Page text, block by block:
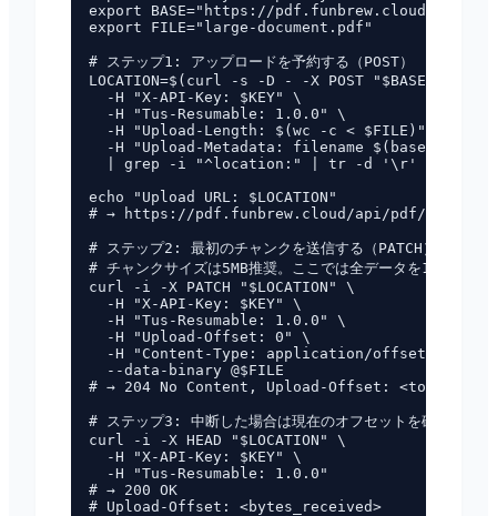
export BASE="https://pdf.funbrew.cloud"
export FILE="large-document.pdf"
# ステップ1: アップロードを予約する（POST）
LOCATION=$(curl -s -D - -X POST "$BASE/api/
  -H "X-API-Key: $KEY" \
  -H "Tus-Resumable: 1.0.0" \
  -H "Upload-Length: $(wc -c < $FILE)" \
-H "Upload-Metadata: filename $(basename
| grep -i "^location:" | tr -d '\r' | awk
echo "Upload URL: $LOCATION"
# → https://pdf.funbrew.cloud/api/pdf/uploads/
# ステップ2: 最初のチャンクを送信する（PATCH）
# チャンクサイズは5MB推奨。ここでは全データを1チャンク
curl -i -X PATCH "$LOCATION" \
  -H "X-API-Key: $KEY" \
  -H "Tus-Resumable: 1.0.0" \
  -H "Upload-Offset: 0" \
-H "Content-Type: application/offset+octet-
  --data-binary @$FILE
# → 204 No Content, Upload-Offset:
# ステップ3: 中断した場合は現在のオフセットを確認する（
curl -i -X HEAD "$LOCATION" \
  -H "X-API-Key: $KEY" \
  -H "Tus-Resumable: 1.0.0"
# → 200 OK
# Upload-Offset: <bytes_received>